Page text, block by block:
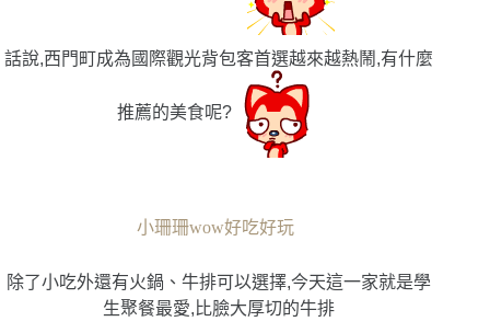
話說,西門町成為國際觀光背包客首選越來越熱鬧,有什麼
推薦的美食呢?
小珊珊wow好吃好玩
除了小吃外還有火鍋、牛排可以選擇,今天這一家就是學
生聚餐最愛,比臉大厚切的牛排